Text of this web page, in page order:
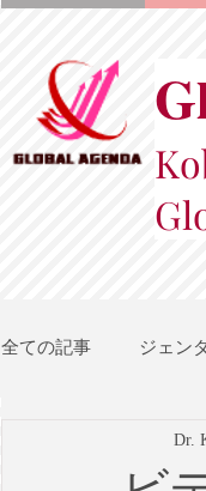
全ての記事 ジェン
地
Dr.